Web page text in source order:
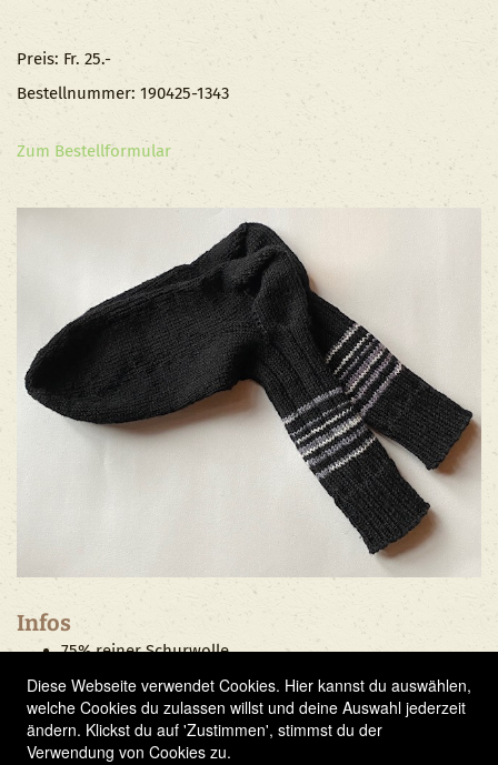
Preis: Fr. 25.-
Bestellnummer: 190425-1343
Zum Bestellformular
Infos
75% reiner Schurwolle
Waschbar bei 30C Feinwäsche
Diese Webseite verwendet Cookies. Hier kannst du auswählen,
welche Cookies du zulassen willst und deine Auswahl jederzeit
ändern. Klickst du auf 'Zustimmen', stimmst du der
Verwendung von Cookies zu.